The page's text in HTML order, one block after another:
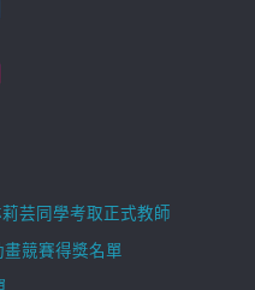
芸同學考取正式教師
畫競賽得獎名單